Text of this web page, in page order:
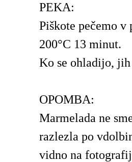
PEKA:
Piškote pečemo
200°C 13 minut.
Ko se ohladijo,
OPOMBA:
Marmelada ne
razlezla po
vidno na